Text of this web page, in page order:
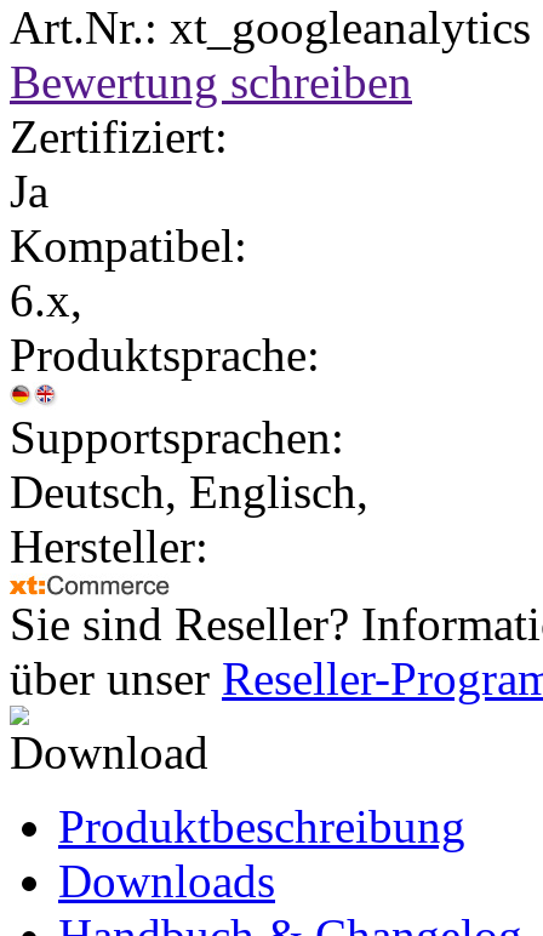
Art.Nr.: xt_googleanalytics
Bewertung schreiben
Zertifiziert:
Ja
Kompatibel:
6.x,
Produktsprache:
Supportsprachen:
Deutsch, Englisch,
Hersteller:
Sie sind Reseller?
über unser Reseller-
Produktbeschreibung
Downloads